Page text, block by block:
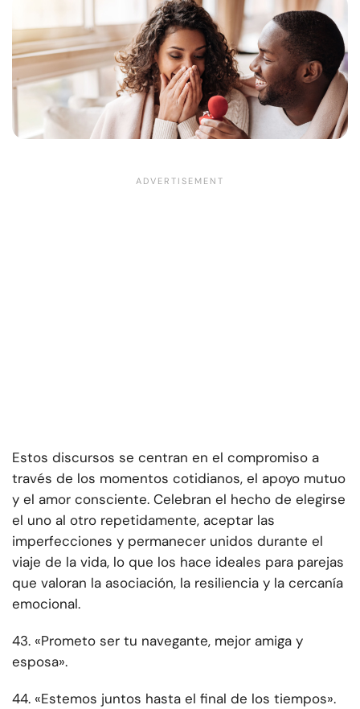
Estos discursos se centran en el compromiso a
través de los momentos cotidianos, el apoyo mutuo
y el amor consciente. Celebran el hecho de elegirse
el uno al otro repetidamente, aceptar las
imperfecciones y permanecer unidos durante el
viaje de la vida, lo que los hace ideales para parejas
que valoran la asociación, la resiliencia y la cercanía
emocional.
43. «Prometo ser tu navegante, mejor amiga y
esposa».
44. «Estemos juntos hasta el final de los tiempos».